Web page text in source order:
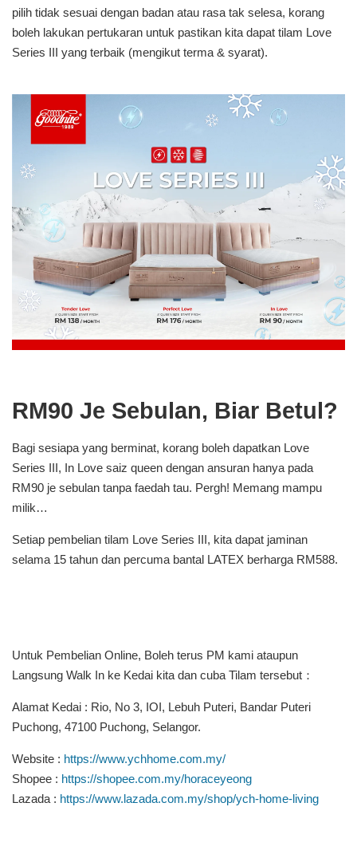
pilih tidak sesuai dengan badan atau rasa tak selesa, korang
boleh lakukan pertukaran untuk pastikan kita dapat tilam Love
Series III yang terbaik (mengikut terma & syarat).
RM90 Je Sebulan, Biar Betul?
Bagi sesiapa yang berminat, korang boleh dapatkan Love
Series III, In Love saiz queen dengan ansuran hanya pada
RM90 je sebulan tanpa faedah tau. Pergh! Memang mampu
milik…
Setiap pembelian tilam Love Series III, kita dapat jaminan
selama 15 tahun dan percuma bantal LATEX berharga RM588.
Untuk Pembelian Online, Boleh terus PM kami ataupun
Langsung Walk In ke Kedai kita dan cuba Tilam tersebut：
Alamat Kedai : Rio, No 3, IOI, Lebuh Puteri, Bandar Puteri
Puchong, 47100 Puchong, Selangor.
Website : https://www.ychhome.com.my/
Shopee : https://shopee.com.my/horaceyeong
Lazada : https://www.lazada.com.my/shop/ych-home-living